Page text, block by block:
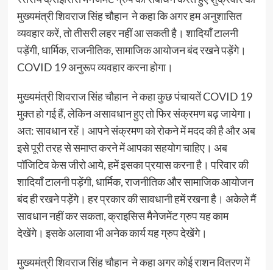
मुख्यमंत्री शिवराज सिंह चौहान ने कहा कि अगर हम अनुशासित
व्यवहार करें, तो तीसरी लहर नहीं आ सकती है। शादियाँ टालनी
पड़ेंगी, धार्मिक, राजनीतिक, सामाजिक आयोजन बंद रखने पड़ेंगे।
COVID 19 अनुरूप व्यवहार करना होगा।
मुख्यमंत्री शिवराज सिंह चौहान ने कहा कुछ पंचायतें COVID 19
मुक्त हो गई हैं, लेकिन असावधान हुए तो फिर संक्रमण बढ़ जायेगा।
अत: सावधान रहें। आपने संक्रमण को रोकने में मदद की है और अब
इसे पूरी तरह से समाप्त करने में आपका सहयोग चाहिए। अब
पॉजिटिव केस जीरो आये, हमें इसका प्रयास करना है। परिवार की
शादियाँ टालनी पड़ेंगी, धार्मिक, राजनीतिक और सामाजिक आयोजन
बंद ही रखने पड़ेंगे। हर प्रकार की सावधानी हमें रखना है। अकेले मैं
सावधान नहीं कर सकता, क्राइसिस मैनेजमेंट ग्रुप यह काम
देखेंगे। इसके अलावा भी अनेक कार्य यह ग्रुप देखेंगे।
मुख्यमंत्री शिवराज सिंह चौहान ने कहा अगर कोई राशन वितरण में